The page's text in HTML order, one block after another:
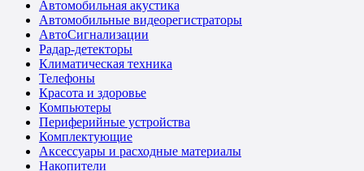
Автомобильная акустика
Автомобильные видеорегистраторы
АвтоСигнализации
Радар-детекторы
Климатическая техника
Телефоны
Красота и здоровье
Компьютеры
Периферийные устройства
Комплектующие
Аксессуары и расходные материалы
Накопители